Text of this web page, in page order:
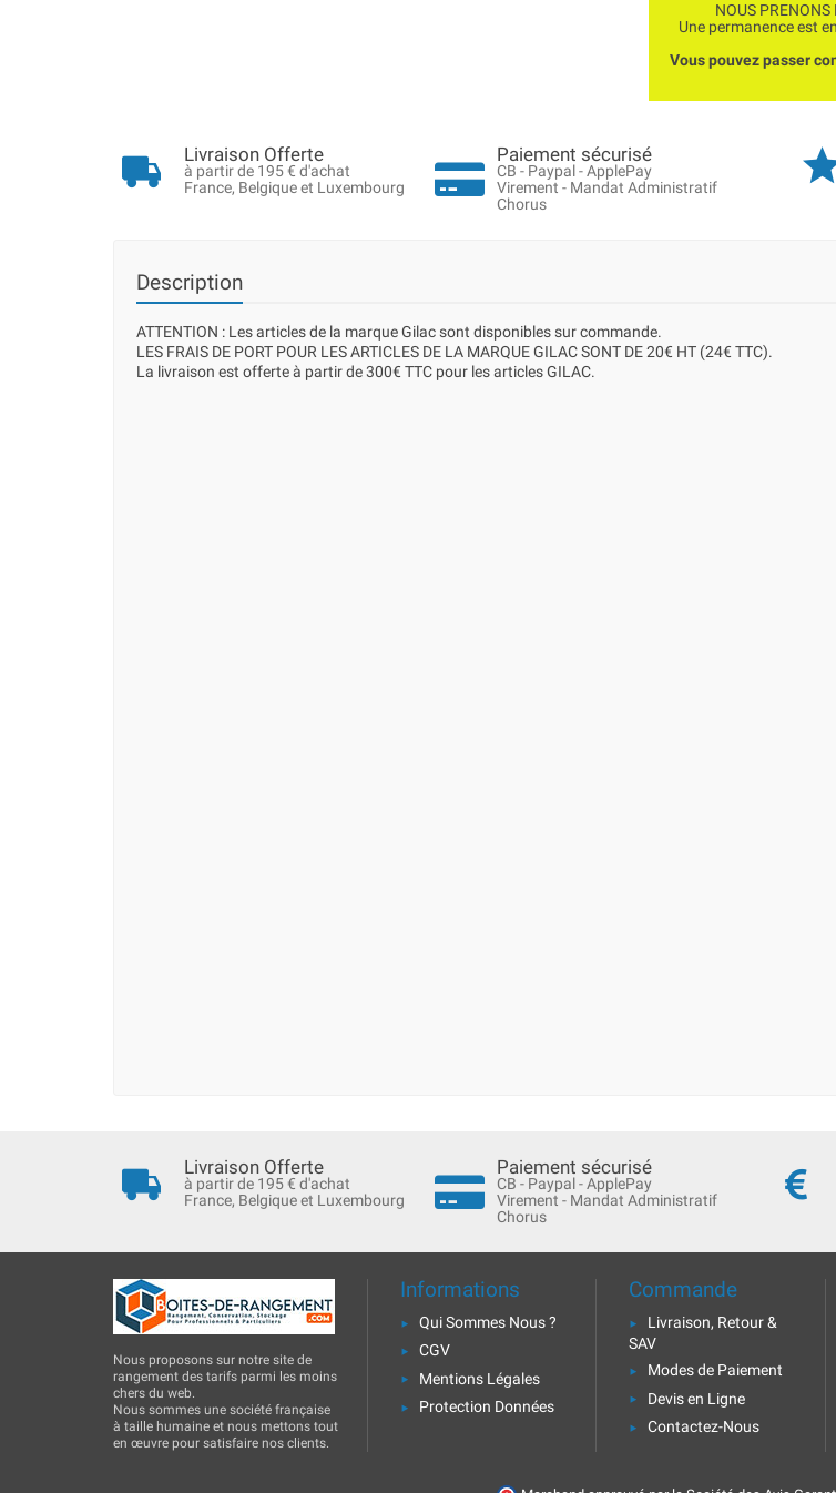
NOUS
Une permanence est
Vous pouvez passer
Livraison Offerte
à partir de 195 € d'achat
France, Belgique et Luxembourg
Paiement sécurisé
CB - Paypal - ApplePay
Virement - Mandat Administratif
Chorus
Description
ATTENTION : Les articles de la marque Gilac sont disponibles sur commande.
LES FRAIS DE PORT POUR LES ARTICLES DE LA MARQUE GILAC SONT DE 20€ HT (24€ TTC).
La livraison est offerte à partir de 300€ TTC pour les articles GILAC.
Livraison Offerte
à partir de 195 € d'achat
France, Belgique et Luxembourg
Paiement sécurisé
CB - Paypal - ApplePay
Virement - Mandat Administratif
Chorus
Nous proposons sur notre site de
rangement des tarifs parmi les moins
chers du web.
Nous sommes une société française
à taille humaine et nous mettons tout
en œuvre pour satisfaire nos clients.
Informations
Qui Sommes Nous ?
CGV
Mentions Légales
Protection Données
Commande
Livraison, Retour &
SAV
Modes de Paiement
Devis en Ligne
Contactez-Nous